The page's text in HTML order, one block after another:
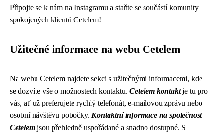
Připojte se k nám na Instagramu a staňte se součástí komunity
spokojených klientů Cetelem!
Užitečné informace na webu Cetelem
Na webu Cetelem najdete sekci s užitečnými informacemi, kde
se dozvíte vše o možnostech kontaktu. Cetelem kontaktje tu pro
vás, ať už preferujete rychlý telefonát, e-mailovou zprávu nebo
osobní návštěvu pobočky. Kontaktní informace na společnost
Cetelem jsou přehledně uspořádané a snadno dostupné. S